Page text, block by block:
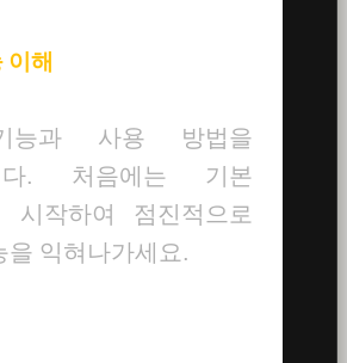
이해
능과 사용 방법을
다. 처음에는 기본
시작하여 점진적으로
을 익혀나가세요.